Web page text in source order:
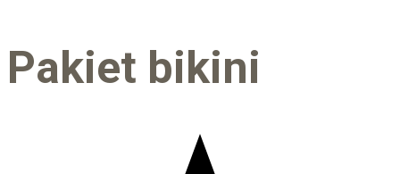
Pakiet bikini